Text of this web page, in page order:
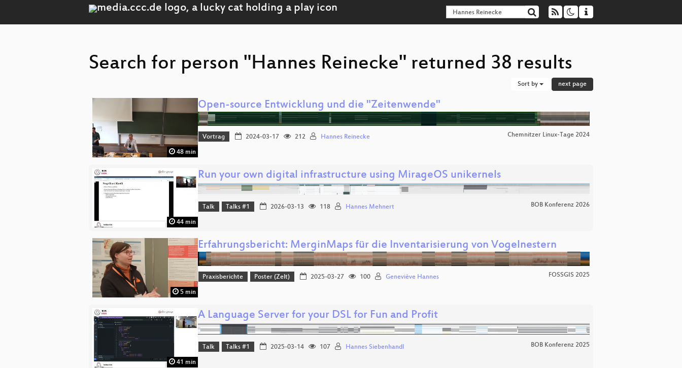
Search for person "Hannes Reinecke" returned 38 results
Sort by next page
48 min
Open-source Entwicklung und die "Zeitenwende"
Vortrag 2024-03-17 212 Hannes Reinecke Chemnitzer Linux-Tage 2024
44 min
Run your own digital infrastructure using MirageOS unikernels
Talk Talks #1 2026-03-13 118 Hannes Mehnert BOB Konferenz 2026
5 min
Erfahrungsbericht: MerginMaps für die Inventarisierung von Vogelnestern
Praxisberichte Poster (Zelt) 2025-03-27 100 Geneviève Hannes FOSSGIS 2025
41 min
A Language Server for your DSL for Fun and Profit
Talk Talks #1 2025-03-14 107 Hannes Siebenhandl BOB Konferenz 2025